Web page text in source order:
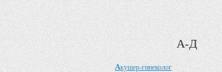
А-Д
Акушер-гинеколог